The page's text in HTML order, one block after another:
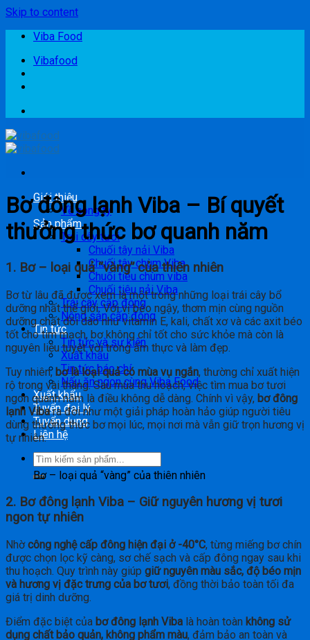
Skip to content
Viba Food
Vibafood
Giới thiệu
Về công ty
Sản phẩm
Trái cây tươi
Chuối tây nải Viba
Chuối tây chùm Viba
Chuối tiêu chùm viba
Chuối tiêu nải Viba
Trái cây cấp đông
Nông sản cấp đông
Tin tức
Tin tức và sự kiện
Xuất khẩu
Tin tức báo chí
Nấu ăn ngon cùng Viba Food
Xuất khẩu
Tuyển đại lý
Tuyển dụng
Liên hệ
Bơ đông lạnh Viba – Bí quyết
thưởng thức bơ quanh năm
1. Bơ – loại quả “vàng” của thiên nhiên
Bơ từ lâu đã được xem là một trong những loại trái cây bổ
dưỡng nhất thế giới. Với vị béo ngậy, thơm mịn cùng nguồn
dưỡng chất dồi dào như vitamin E, kali, chất xơ và các axit béo
tốt cho tim mạch, bơ không chỉ tốt cho sức khỏe mà còn là
nguyên liệu tuyệt vời trong ẩm thực và làm đẹp.
Tuy nhiên, bơ là loại quả có mùa vụ ngắn, thường chỉ xuất hiện
rộ trong vài tháng. Sau mùa thu hoạch, việc tìm mua bơ tươi
ngon quanh năm là điều không dễ dàng. Chính vì vậy, bơ đông
lạnh Vibara đời như một giải pháp hoàn hảo giúp người tiêu
dùng thưởng thức bơ mọi lúc, mọi nơi mà vẫn giữ trọn hương vị
tự nhiên.
Bơ – loại quả “vàng” của thiên nhiên
2. Bơ đông lạnh Viba – Giữ nguyên hương vị tươi
ngon tự nhiên
Nhờcông nghệ cấp đông hiện đại ở -40°C, từng miếng bơ chín
được chọn lọc kỹ càng, sơ chế sạch và cấp đông ngay sau khi
thu hoạch. Quy trình này giúp giữ nguyên màu sắc, độ béo mịn
và hương vị đặc trưng của bơ tươi, đồng thời bảo toàn tối đa
giá trị dinh dưỡng.
Điểm đặc biệt của bơ đông lạnh Viba là hoàn toàn không sử
dụng chất bảo quản, không phẩm màu, đảm bảo an toàn và